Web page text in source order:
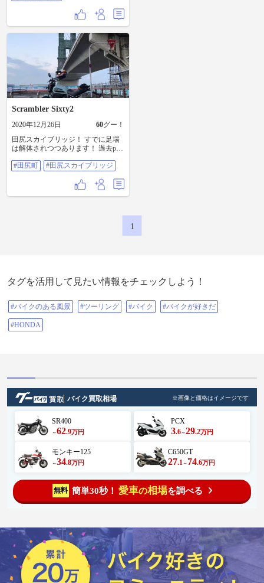
Scrambler Sixty2
2020年12月26日 60グー！
田尻スカイブリッジ！ すでに足場
は解体されつつあります！ 過去pic
好み♪ #田尻町 #田尻スカイブリッ
#田尻町 #田尻スカイブリッジ
1
タグを活用して見たい情報をチェックしよう！
#バイクのある風景 #ツーリング #バイク #バイクが好きだ
#HONDA
バイク買取相場 ※画像と価格はイメージです
SR400
～62.9万円
PCX
3.6～29.2万円
モンキー125
～34.8万円
C650GT
27.1 ～ 74.6万円
無料 簡単30秒！ 愛車の相場を調べる